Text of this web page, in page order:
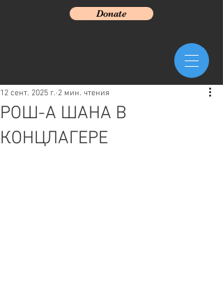
Donate
РОШ-А ШАНА В
КОНЦЛАГЕРЕ
12 сент. 2025 г. 2 мин. чтения